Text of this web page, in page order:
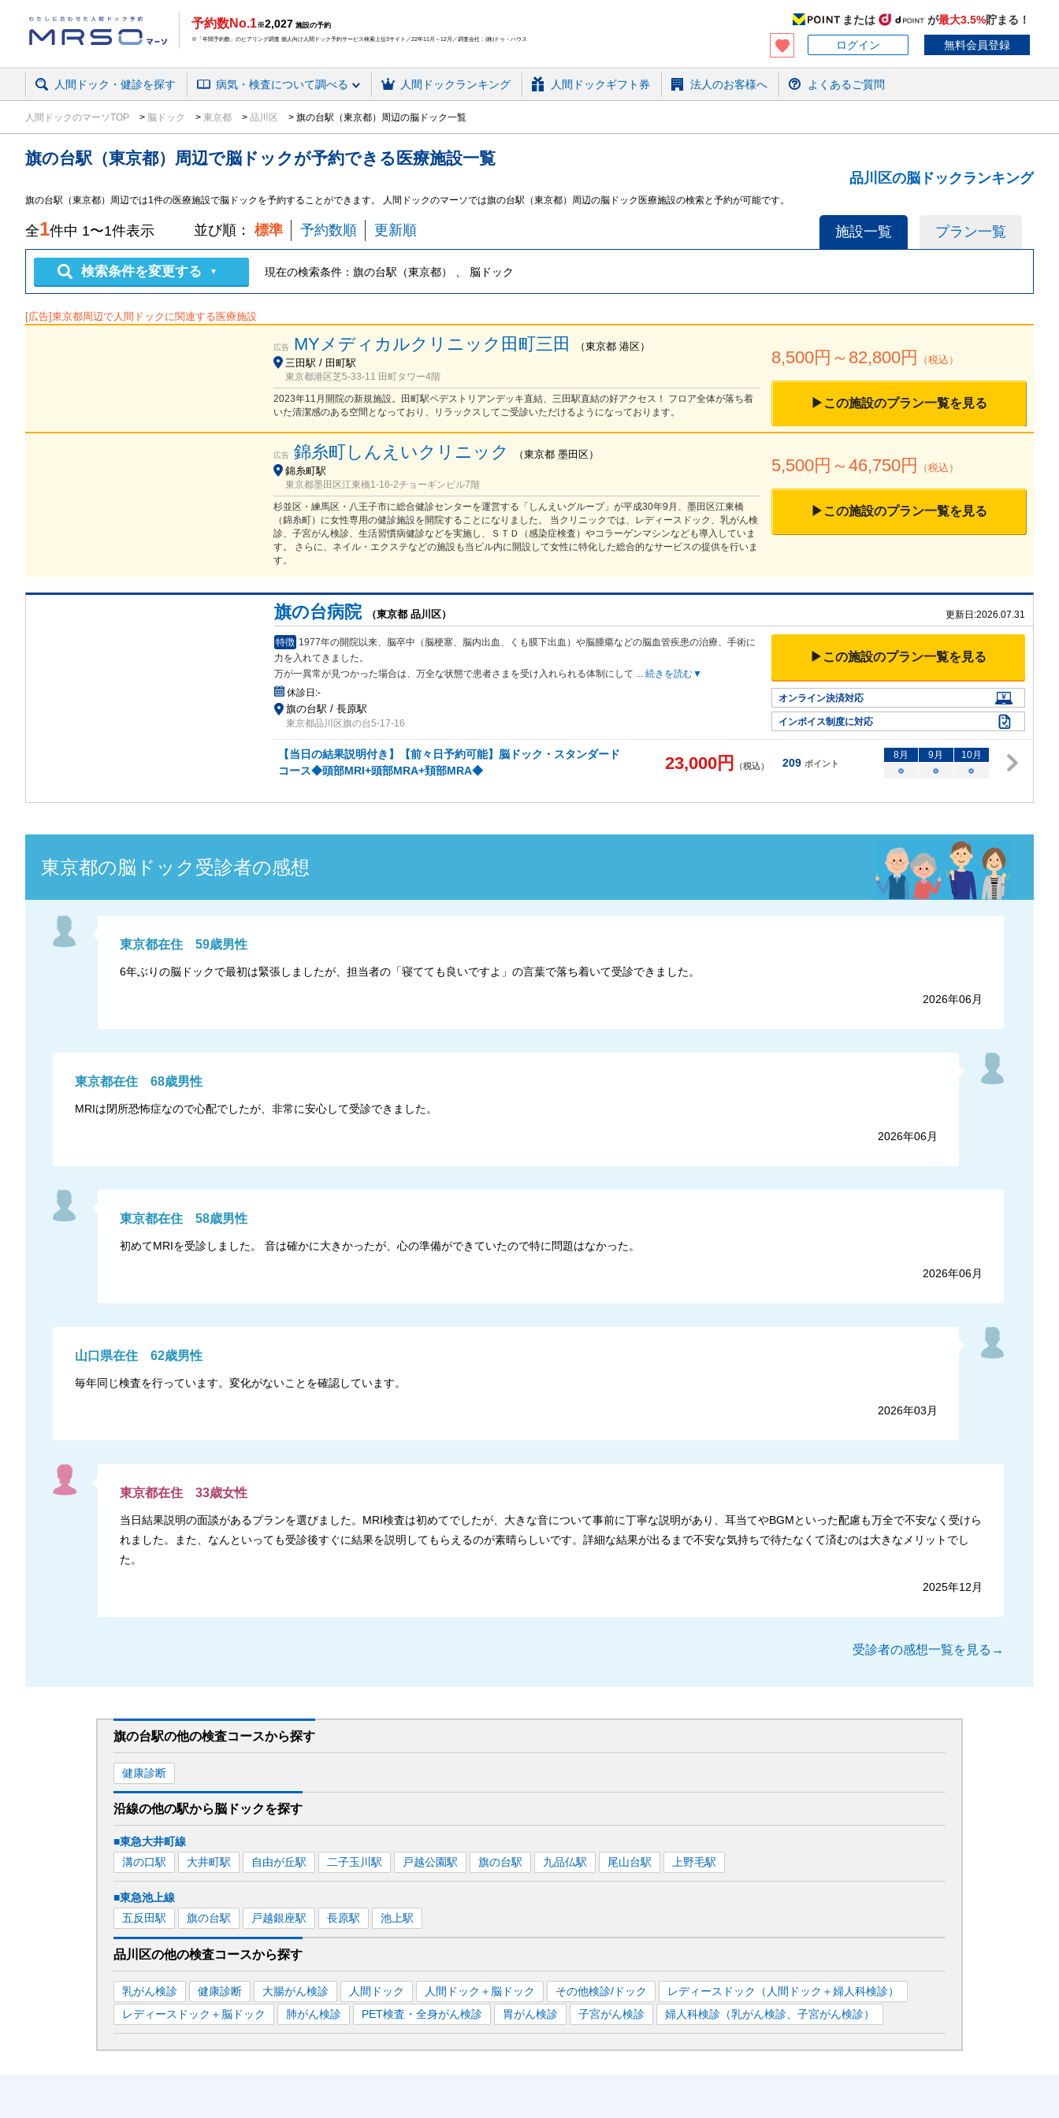
予約数No.1※2,027 施設の予約
※「年間予約数」のヒアリング調査 個人向け人間ドック予約サービス検索上位3サイト／22年11月～12月／調査会社：(株)ドゥ・ハウス
または が最大3.5%貯まる！
ログイン
無料会員登録
人間ドック・健診を探す 病気・検査について調べる 人間ドックランキング 人間ドックギフト券 法人のお客様へ よくあるご質問
人間ドックのマーソTOP 脳ドック 東京都 品川区 旗の台駅（東京都）周辺の脳ドック一覧
旗の台駅（東京都）周辺で脳ドックが予約できる 医療施設一覧
品川区の脳ドックランキング
旗の台駅（東京都）周辺では1件の医療施設で脳ドックを予約することができます。 人間ドックのマーソでは旗の台駅（東京都）周辺の脳ドック医療施設の検索と予約が可能です。
施設一覧 プラン一覧
全1件中 1〜1件表示 並び順： 標準 予約数順 更新順
検索条件を変更する ▼ 現在の検索条件： 旗の台駅（東京都） 、 脳ドック
[広告]東京都周辺で人間ドックに関連する医療施設
広告 MYメディカルクリニック田町三田 （東京都 港区）
三田駅 / 田町駅
東京都港区芝5-33-11 田町タワー4階
2023年11月開院の新規施設。田町駅ペデストリアンデッキ直結、三田駅直結の好アクセス！ フロア全体が落ち着
いた清潔感のある空間となっており、リラックスしてご受診いただけるようになっております。
8,500円～ 82,800円 （税込）
▶この施設のプラン一覧を見る
広告 錦糸町しんえいクリニック （東京都 墨田区）
錦糸町駅
東京都墨田区江東橋1-16-2チョーギンビル7階
杉並区・練馬区・八王子市に総合健診センターを運営する「しんえいグループ」が平成30年9月、墨田区江東橋
（錦糸町）に女性専用の健診施設を開院することになりました。 当クリニックでは、レディースドック、乳がん検
診、子宮がん検診、生活習慣病健診などを実施し、ＳＴＤ（感染症検査）やコラーゲンマシンなども導入していま
す。 さらに、ネイル・エクステなどの施設も当ビル内に開設して女性に特化した総合的なサービスの提供を行いま
す。
5,500円～46,750円 （税込）
▶この施設のプラン一覧を見る
旗の台病院 （東京都 品川区） 更新日:2026.07.31
特徴 1977年の開院以来、脳卒中（脳梗塞、脳内出血、くも膜下出血）や脳腫瘍などの脳血管疾患の治療、手術に
力を入れてきました。
万が一異常が見つかった場合は、万全な状態で患者さまを受け入れられる体制にして ... 続きを読む▼
休診日:-
旗の台駅 / 長原駅
東京都品川区旗の台5-17-16
▶この施設のプラン一覧を見る
オンライン決済対応
インボイス制度に対応
【当日の結果説明付き】【前々日予約可能】脳ドック・スタンダード
コース◆頭部MRI+頭部MRA+頚部MRA◆
23,000円 （税込） 209 ポイント
8月 9月 10月
○
○ ○
東京都の脳ドック 受診者の感想
東京都在住 59歳男性
6年ぶりの脳ドックで最初は緊張しましたが、担当者の「寝てても良いですよ」の言葉で落ち着いて受診できました。
2026年06月
東京都在住 68歳男性
MRIは閉所恐怖症なので心配でしたが、非常に安心して受診できました。
2026年06月
東京都在住 58歳男性
初めてMRIを受診しました。 音は確かに大きかったが、心の準備ができていたので特に問題はなかった。
2026年06月
山口県在住 62歳男性
毎年同じ検査を行っています。変化がないことを確認しています。
2026年03月
東京都在住 33歳女性
当日結果説明の面談があるプランを選びました。MRI検査は初めてでしたが、大きな音について事前に丁寧な説明があり、耳当てやBGMといった配慮も万全で不安なく受けら
れました。また、なんといっても受診後すぐに結果を説明してもらえるのが素晴らしいです。詳細な結果が出るまで不安な気持ちで待たなくて済むのは大きなメリットでし
た。
2025年12月
受診者の感想一覧を見る→
旗の台駅の他の検査コースから探す
健康診断
沿線の他の駅から脳ドックを探す
■東急大井町線
溝の口駅 大井町駅 自由が丘駅 二子玉川 駅 戸越公園駅 旗の台駅 九品仏駅 尾山台駅 上野毛駅
■東急池上線
五反田駅 旗の台駅 戸越銀座駅 長原駅 池上駅
品川区の他の検査コースから探す
乳がん検診 健康診断 大腸がん検診 人間ドック 人間ドック＋脳ドック その他検診/ドック
レディースドック（人間ドック＋婦人科検診）
レディースドック＋脳ドック
肺がん検診 PET検査・全身がん検診 胃がん検診 子宮がん検診 婦人科検診（乳がん検診、子宮がん検診）